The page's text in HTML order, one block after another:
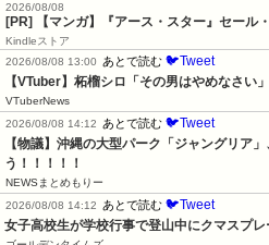
2026/08/08
[PR] 【マンガ】『アース・スター』セール
Kindleストア
2026/08/08 13:00
あとで読む 🐦Tweet
【VTuber】柘榴シロ「その男はやめなさい」
VTuberNews
2026/08/08 14:12
あとで読む 🐦Tweet
【物議】沖縄の大型パーク「ジャングリア
う！！！！！
NEWSまとめもりー
2026/08/08 14:12
あとで読む 🐦Tweet
女子高校生が学校行事で登山中にクマスプ